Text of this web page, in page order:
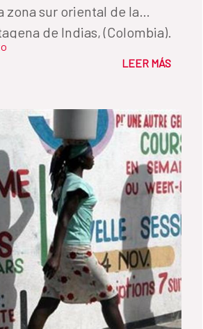
zona sur oriental de la
de Indias, (Colombia).
se enmarcan en el
ciudad de Cartagena - Fase
del Fondo de cooperación
(FCAS)
LEER MÁS